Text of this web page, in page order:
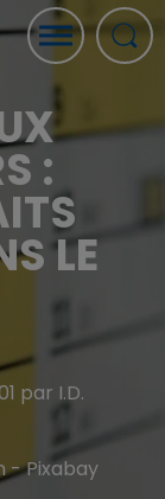
:
LE
par I.D.
- Pixabay